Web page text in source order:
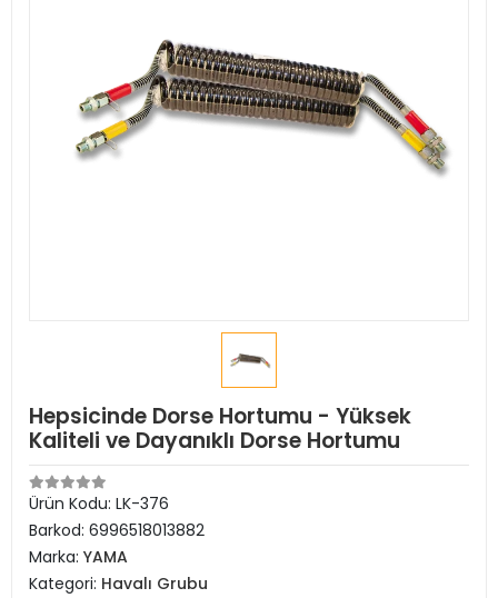
Hepsicinde Dorse Hortumu - Yüksek
Kaliteli ve Dayanıklı Dorse Hortumu
Ürün Kodu: LK-376
Barkod: 6996518013882
Marka: YAMA
Kategori: Havalı Grubu